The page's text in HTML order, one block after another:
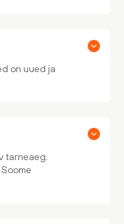
on uued ja
tarneaeg.